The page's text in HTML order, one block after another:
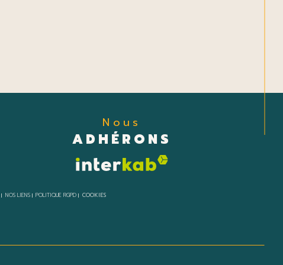
Nous
ADHÉRONS
NOS LIENS POLITIQUE RGPD COOKIES